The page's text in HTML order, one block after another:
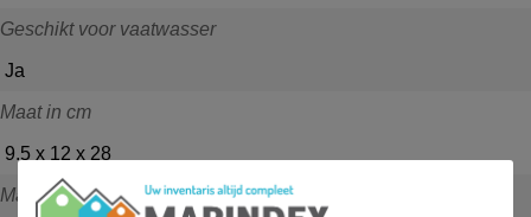
Geschikt voor vaatwasser
Ja
Maat in cm
9.5 x 12 x 28
Materiaal